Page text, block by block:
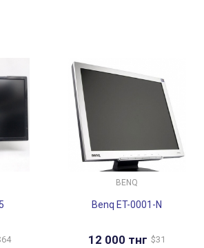
64
BENQ
Benq ET-0001-N
12 000 тнг $31